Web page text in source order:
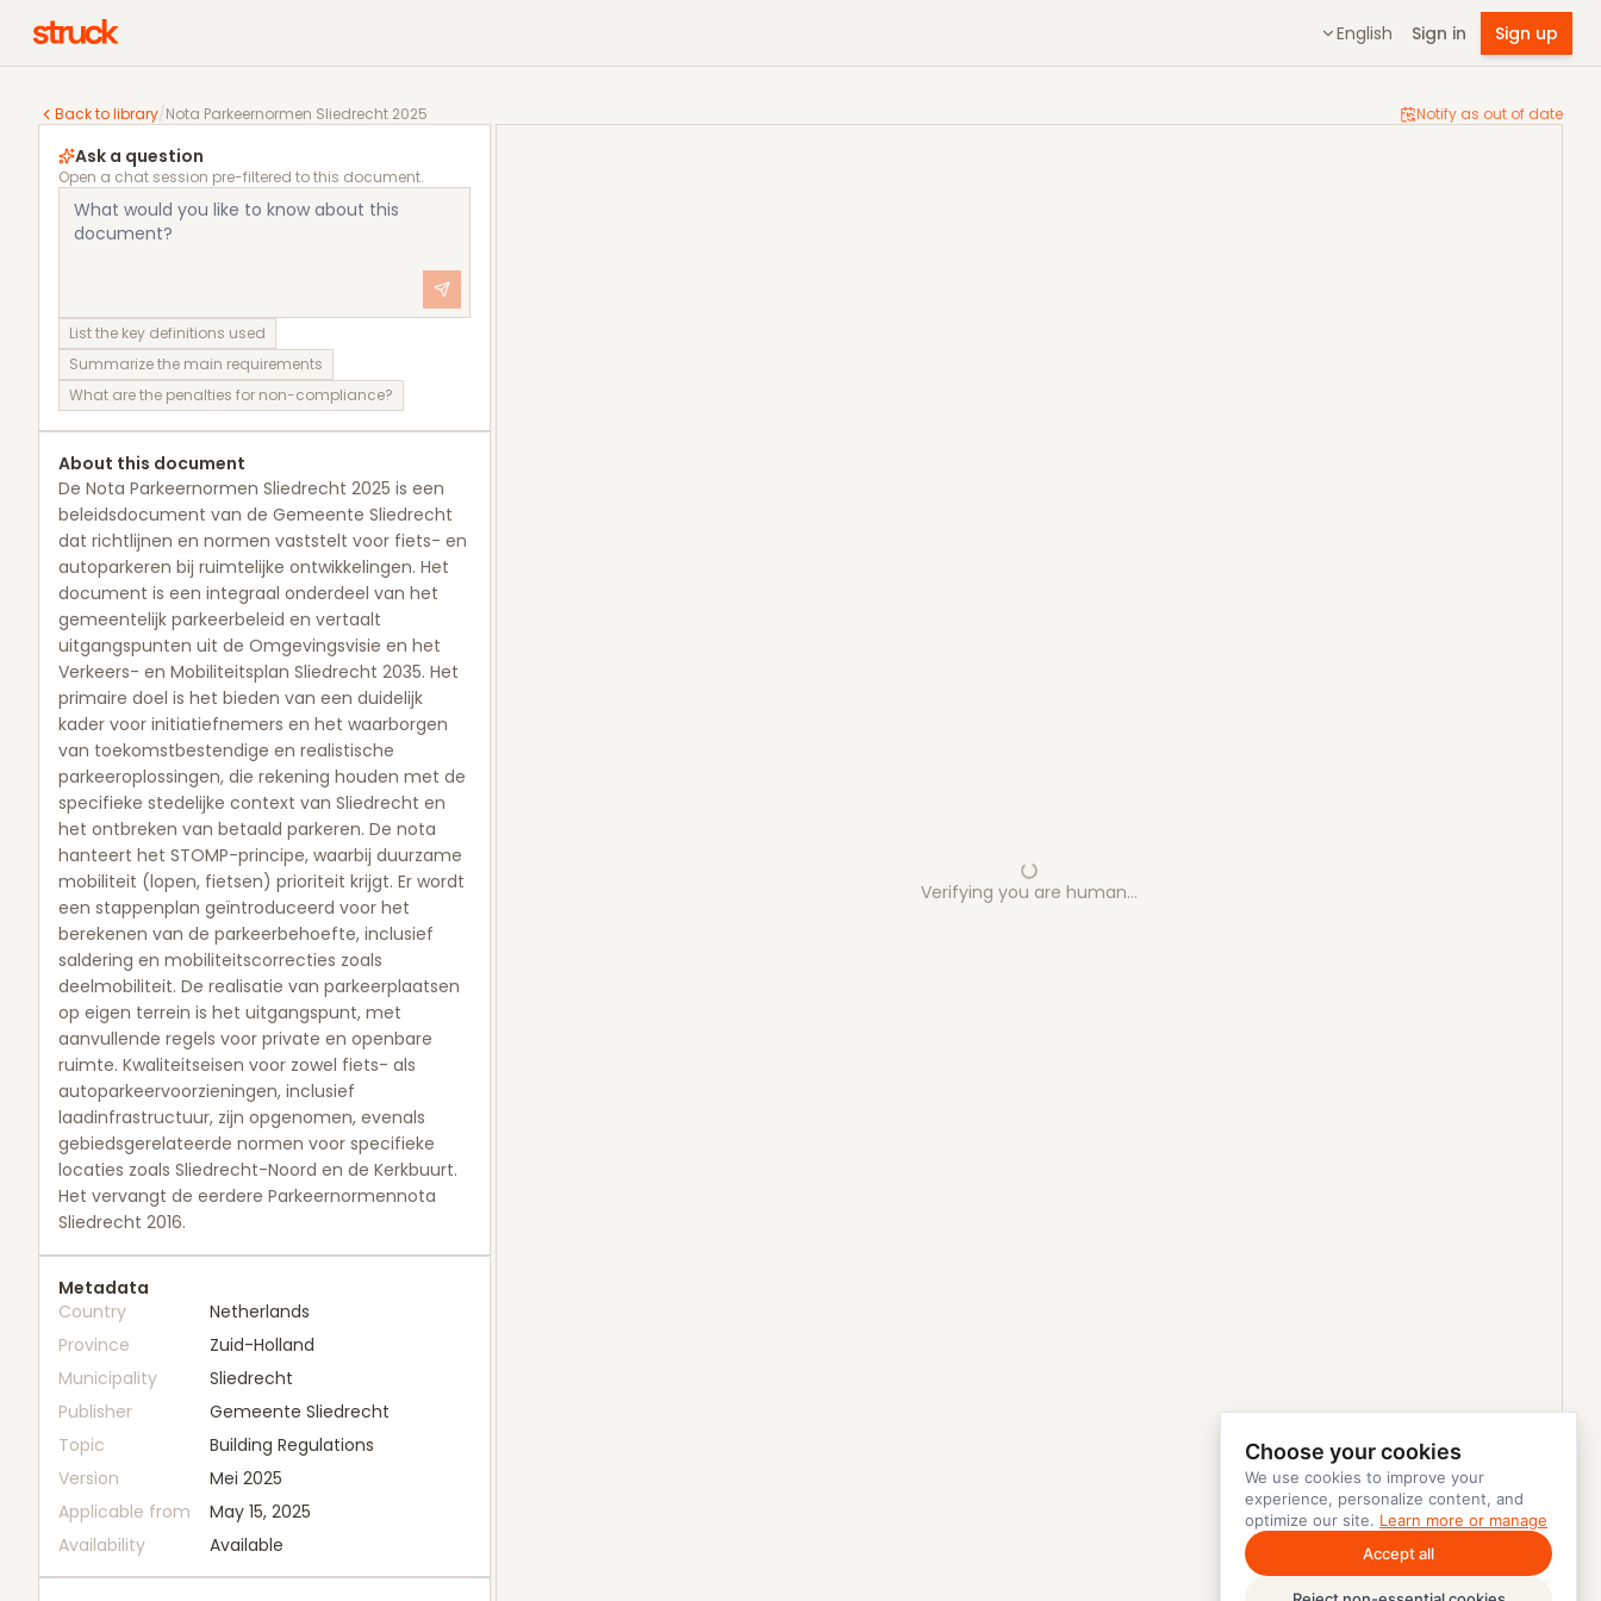
English Sign in Sign up
Back to library/Nota Parkeernormen Sliedrecht 2025 Notify as out of date
Nota Parkeernormen Sliedrecht 2025
Ask a question
Open a chat session pre-filtered to this document.
List the key definitions used
Summarize the main requirements
What are the penalties for non-compliance?
About this document
De Nota Parkeernormen Sliedrecht 2025 is een
beleidsdocument van de Gemeente Sliedrecht
dat richtlijnen en normen vaststelt voor fiets- en
autoparkeren bij ruimtelijke ontwikkelingen. Het
document is een integraal onderdeel van het
gemeentelijk parkeerbeleid en vertaalt
uitgangspunten uit de Omgevingsvisie en het
Verkeers- en Mobiliteitsplan Sliedrecht 2035. Het
primaire doel is het bieden van een duidelijk
kader voor initiatiefnemers en het waarborgen
van toekomstbestendige en realistische
parkeeroplossingen, die rekening houden met de
specifieke stedelijke context van Sliedrecht en
het ontbreken van betaald parkeren. De nota
hanteert het STOMP-principe, waarbij duurzame
mobiliteit (lopen, fietsen) prioriteit krijgt. Er wordt
een stappenplan geïntroduceerd voor het
berekenen van de parkeerbehoefte, inclusief
saldering en mobiliteitscorrecties zoals
deelmobiliteit. De realisatie van parkeerplaatsen
op eigen terrein is het uitgangspunt, met
aanvullende regels voor private en openbare
ruimte. Kwaliteitseisen voor zowel fiets- als
autoparkeervoorzieningen, inclusief
laadinfrastructuur, zijn opgenomen, evenals
gebiedsgerelateerde normen voor specifieke
locaties zoals Sliedrecht-Noord en de Kerkbuurt.
Het vervangt de eerdere Parkeernormennota
Sliedrecht 2016.
Metadata
Country
Netherlands
Province
Zuid-Holland
Municipality
Sliedrecht
Publisher
Gemeente Sliedrecht
Topic
Building Regulations
Version
Mei 2025
Applicable from
May 15, 2025
Availability
Available
Verifying you are human…
Choose your cookies
We use cookies to improve your
experience, personalize content, and
optimize our site. Learn more or manage
Accept all